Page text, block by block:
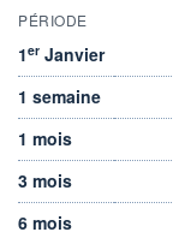
PÉRIODE
1er Janvier
1 semaine
1 mois
3 mois
6 mois